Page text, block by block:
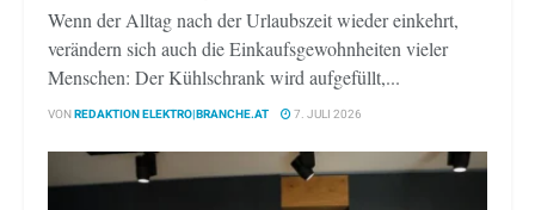
Wenn der Alltag nach der Urlaubszeit wieder einkehrt,
verändern sich auch die Einkaufsgewohnheiten vieler
Menschen: Der Kühlschrank wird aufgefüllt,...
VONREDAKTION ELEKTRO|BRANCHE.AT 7. JULI 2026